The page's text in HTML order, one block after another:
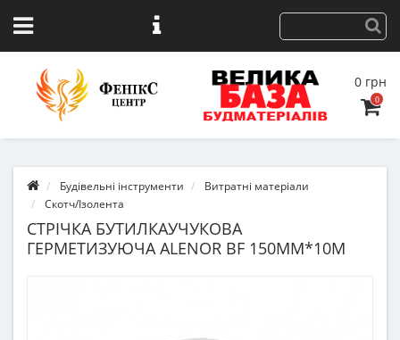
0 грн
0
Будівельні інструменти
Витратні матеріали
Скотч/Ізолента
СТРІЧКА БУТИЛКАУЧУКОВА
ГЕРМЕТИЗУЮЧА ALENOR BF 150ММ*10М